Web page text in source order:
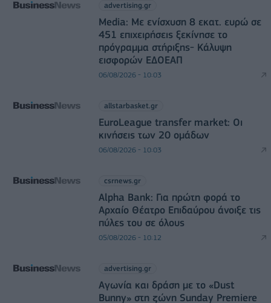
advertising.gr
Media: Με ενίσχυση 8 εκατ. ευρώ σε
451 επιχειρήσεις ξεκίνησε το
πρόγραμμα στήριξης- Κάλυψη
εισφορών ΕΔΟΕΑΠ
06/08/2026 - 10:03
allstarbasket.gr
EuroLeague transfer market: Οι
κινήσεις των 20 ομάδων
06/08/2026 - 10:03
csrnews.gr
Alpha Bank: Για πρώτη φορά το
Αρχαίο Θέατρο Επιδαύρου άνοιξε τις
πύλες του σε όλους
05/08/2026 - 10:12
advertising.gr
Αγωνία και δράση με το «Dust
Bunny» στη ζώνη Sunday Premiere